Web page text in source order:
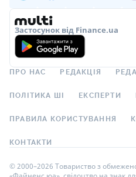
Застосунок від Finance.ua
ПРО НАС РЕДАКЦІЯ
ПОЛІТИКА ШІ ЕКСПЕРТИ
ПРАВИЛА КОРИСТУВАННЯ
КОНТАКТИ
© 2000–2026 Товариство з